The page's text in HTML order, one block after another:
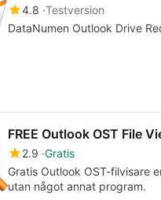
4.8 Testversion
DataNumen Outlook Drive
FREE Outlook OST File
2.9 Gratis
Gratis Outlook OST-filvisare
utan något annat program.